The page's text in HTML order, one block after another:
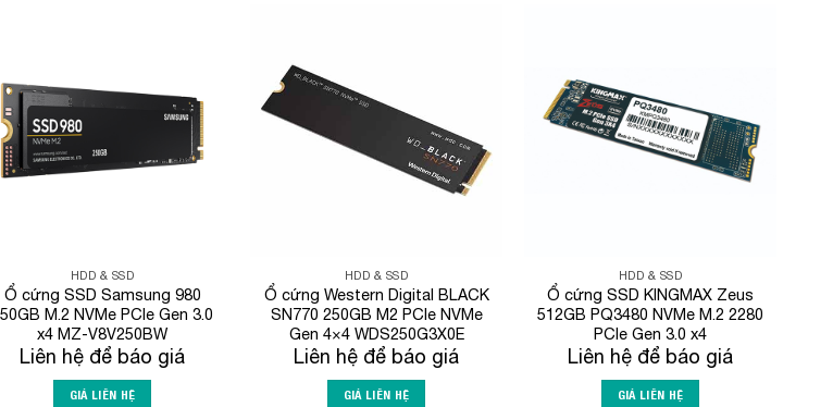
HDD & SSD
Ổ cứng SSD Samsung 980
M.2 NVMe PCIe Gen 3.0
x4 MZ-V8V250BW
Liên hệ để báo giá
GIÁ LIÊN HỆ
HDD & SSD
Ổ cứng Western Digital BLACK
SN770 250GB M2 PCIe NVMe
Gen 4×4 WDS250G3X0E
Liên hệ để báo giá
GIÁ LIÊN HỆ
HDD & SSD
Ổ cứng SSD KINGMAX Zeus
512GB PQ3480 NVMe M.2 2280
PCIe Gen 3.0 x4
Liên hệ để báo giá
GIÁ LIÊN HỆ